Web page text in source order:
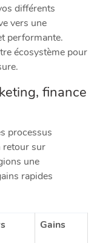
différents
vers une
performante.
écosystème pour
finance
processus
retour sur
une
rapides
Gains